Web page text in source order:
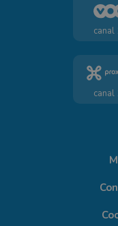
canal
canal